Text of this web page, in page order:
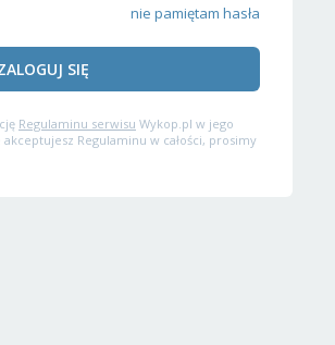
nie pamiętam hasła
SIĘ
Regulaminu serwisu Wykop.pl w jego
Regulaminu w całości, prosimy